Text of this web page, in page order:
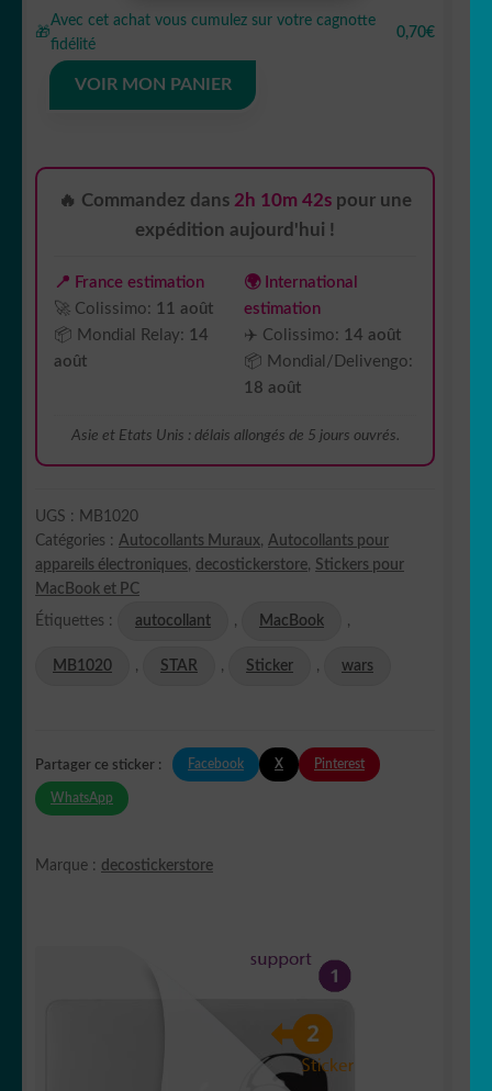
Autocollant
macbook
🎁
Avec cet achat vous cumulez sur votre cagnotte
fidélité
0,70€
VOIR MON PANIER
🔥 Commandez dans 2h 10m 42s pour une
expédition aujourd'hui !
📍 France estimation
🚀 Colissimo: 11 août
📦 Mondial Relay: 14
août
🌍 International
estimation
✈️ Colissimo: 14 août
📦 Mondial/Delivengo:
18 août
Asie et Etats Unis : délais allongés de 5 jours ouvrés.
UGS :
MB1020
Catégories : Autocollants Muraux, Autocollants pour
appareils électroniques, decostickerstore, Stickers pour
MacBook et PC
Étiquettes : autocollant , MacBook ,
MB1020 , STAR , Sticker , wars
Partager ce sticker : Facebook X Pinterest
WhatsApp
Marque : decostickerstore